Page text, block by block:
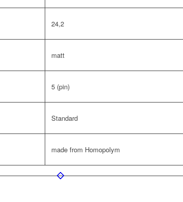
24,2
matt
5 (pin)
Standard
made from Homopolym